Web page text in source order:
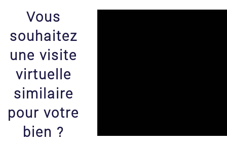
Vous
souhaitez
une visite
virtuelle
similaire
pour votre
bien ?